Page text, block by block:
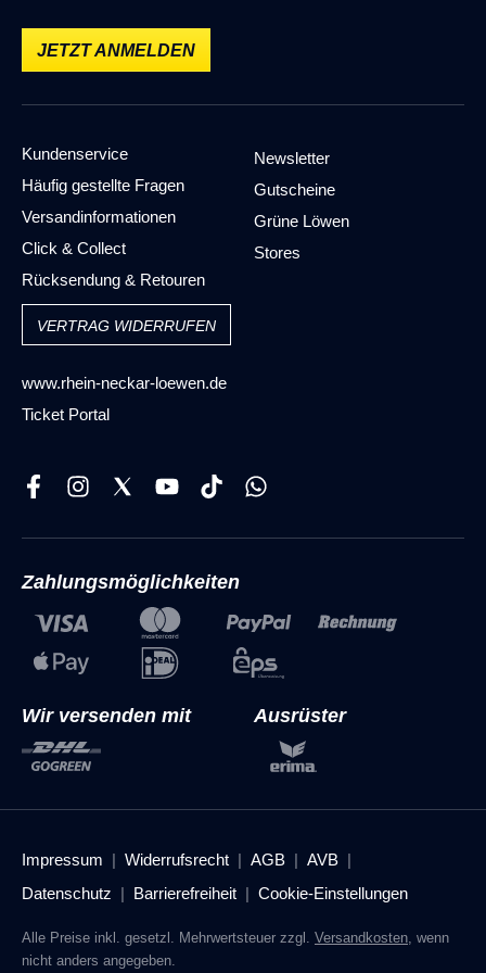
Durchschnittliche Bewertung von 5 von 5 Sternen
Super Shirt,tolles Geschenk, prima Service und schnelle
Abwicklung. Vielen lieben Dank und alles Gute
JETZT ANMELDEN
Kundenservice
Häufig gestellte Fragen
Versandinformationen
Click & Collect
Rücksendung & Retouren
Newsletter
Gutscheine
Grüne Löwen
Stores
VERTRAG WIDERRUFEN
www.rhein-neckar-loewen.de
Ticket Portal
Zahlungsmöglichkeiten
Wir versenden mit Ausrüster
Impressum Widerrufsrecht AGB
AVB
Datenschutz
Barrierefreiheit Cookie-Einstellungen
Alle Preise inkl. gesetzl. Mehrwertsteuer zzgl. Versandkosten, wenn
nicht anders angegeben.